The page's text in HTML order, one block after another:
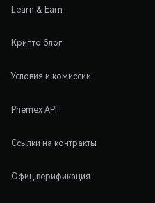
Learn & Earn
Крипто блог
Условия и комиссии
Phemex API
Ссылки на контракты
Офиц.верификация